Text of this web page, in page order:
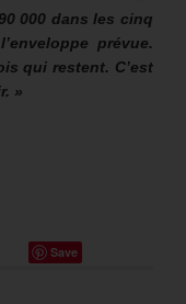
000 dans les cinq
prévue.
qui restent. C’est
»
Save